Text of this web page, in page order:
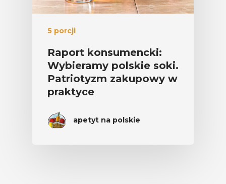
5 porcji
Raport konsumencki:
Wybieramy polskie soki.
Patriotyzm zakupowy w
praktyce
apetyt na polskie